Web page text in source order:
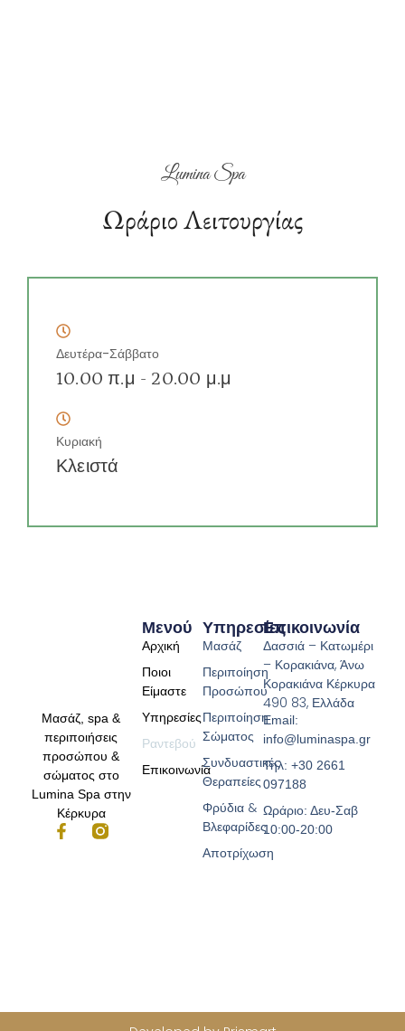
Lumina Spa
Ωράριο Λειτουργίας
Δευτέρα-Σάββατο
10.00 π.μ - 20.00 μ.μ
Κυριακή
Κλειστά
Μασάζ, spa &
περιποιήσεις
προσώπου &
σώματος στο
Lumina Spa στην
Κέρκυρα
Υπηρεσίες
Μασάζ
Περιποίηση
Προσώπου
Περιποίηση
Σώματος
Συνδυαστικές
Θεραπείες
Φρύδια &
Βλεφαρίδες
Αποτρίχωση
Μενού
Αρχική
Ποιοι
Είμαστε
Υπηρεσίες
Ραντεβού
Επικοινωνία
Επικοινωνία
Δασσιά – Κατωμέρι
– Κορακιάνα, Άνω
Κορακιάνα Κέρκυρα
490 83, Ελλάδα
Email:
info@luminaspa.gr
Τηλ: +30 2661
097188
Ωράριο: Δευ-Σαβ
10:00-20:00